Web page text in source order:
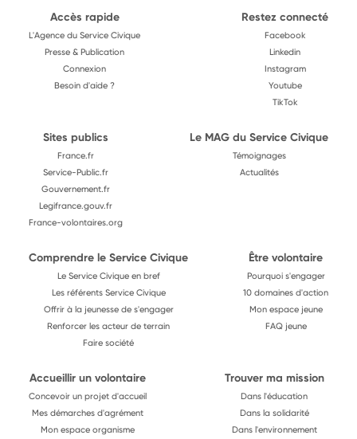
Accès rapide
L'Agence du Service Civique
Presse & Publication
Connexion
Besoin d'aide ?
Restez connecté
Facebook
Linkedin
Instagram
Youtube
TikTok
Sites publics
France.fr
Service-Public.fr
Gouvernement.fr
Legifrance.gouv.fr
France-volontaires.org
Le MAG du Service Civique
Témoignages
Actualités
Comprendre le Service Civique
Le Service Civique en bref
Les référents Service Civique
Offrir à la jeunesse de s'engager
Renforcer les acteur de terrain
Faire société
Être volontaire
Pourquoi s'engager
10 domaines d'action
Mon espace jeune
FAQ jeune
Accueillir un volontaire
Concevoir un projet d'accueil
Mes démarches d'agrément
Mon espace organisme
Trouver ma mission
Dans l'éducation
Dans la solidarité
Dans l'environnement